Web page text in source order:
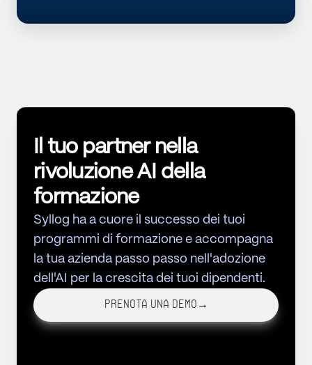
Il tuo partner nella
rivoluzione AI della
formazione
Syllog ha a cuore il successo dei tuoi
programmi di formazione e accompagna
la tua azienda passo passo nell'adozione
dell'AI per la crescita dei tuoi dipendenti.
Prenota una demo →